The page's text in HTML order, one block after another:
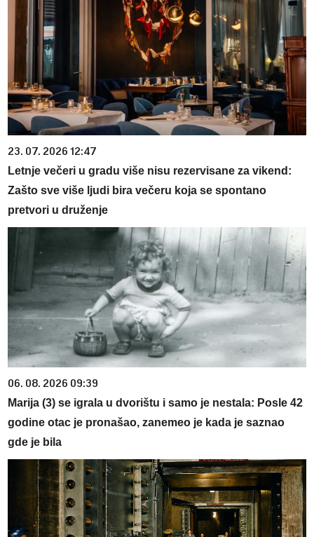
23. 07. 2026 12:47
Letnje večeri u gradu više nisu rezervisane za vikend:
Zašto sve više ljudi bira večeru koja se spontano
pretvori u druženje
06. 08. 2026 09:39
Marija (3) se igrala u dvorištu i samo je nestala: Posle 42
godine otac je pronašao, zanemeo je kada je saznao
gde je bila